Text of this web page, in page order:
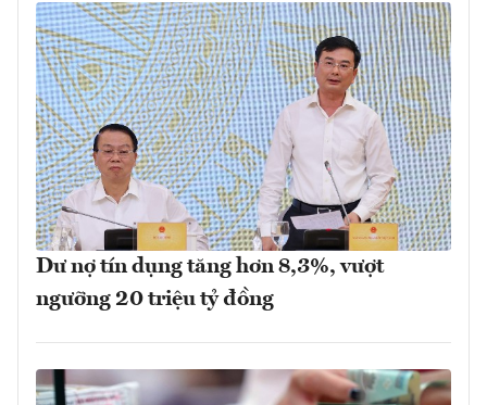
Dư nợ tín dụng tăng hơn 8,3%, vượt
ngưỡng 20 triệu tỷ đồng